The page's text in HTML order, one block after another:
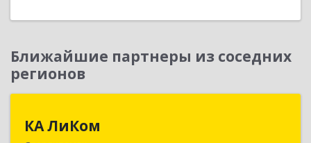
Ближайшие партнеры из соседних
регионов
КА ЛиКом